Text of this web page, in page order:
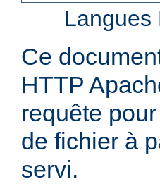
Langues
Ce
HTTP
requête
de fichier à
servi.